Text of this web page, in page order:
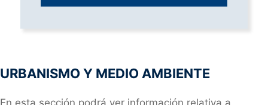
URBANISMO Y MEDIO AMBIENTE